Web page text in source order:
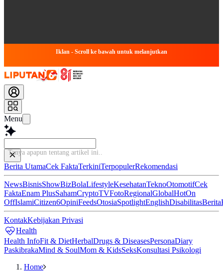
Iklan - Scroll ke bawah untuk melanjutkan
Menu
Tanya apapun tentang a
Berita UtamaCek FaktaTerkiniTerpopulerRekomendasi
NewsBisnisShowBizBolaLifestyleKesehatanTeknoOtomotifCek
FaktaEnam PlusSahamCryptoTVFotoRegionalGlobalHotOn
OffIslamiCitizen6OpiniFeedsOtosiaSpotlightEnglishDisabilitasBerita
KontakKebijakan Privasi
Health
Health InfoFit & DietHerbalDrugs & DiseasesPersonaDiary
PaskibrakaMind & SoulMom & KidsSeksKonsultasi Psikologi
Home